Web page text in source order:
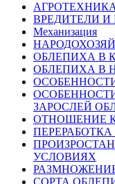
АГРОТЕХНИКА
ВРЕДИТЕЛИ И
Механизация
ОБЛЕПИХА В
ОБЛЕПИХА В
ЗАРОСЛЕЙ
ОТНОШЕНИЕ
УСЛОВИЯХ